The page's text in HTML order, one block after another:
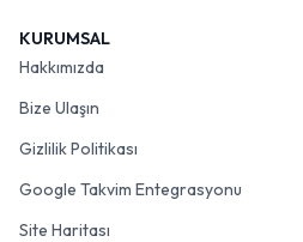
KURUMSAL
Hakkımızda
Bize Ulaşın
Gizlilik Politikası
Google Takvim Entegrasyonu
Site Haritası